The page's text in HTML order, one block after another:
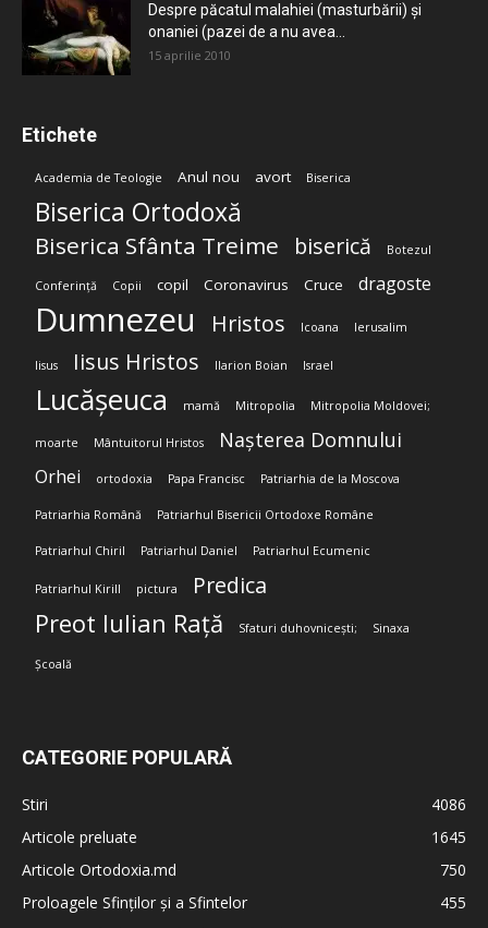
Despre păcatul malahiei (masturbării) şi
onaniei (pazei de a nu avea...
15 aprilie 2010
Etichete
Academia de Teologie Anul nou avort Biserica
Biserica Ortodoxă
Biserica Sfânta Treime biserică Botezul
Conferință Copii copil Coronavirus Cruce dragoste
Dumnezeu Hristos Icoana Ierusalim
Iisus Iisus Hristos Ilarion Boian Israel
Lucășeuca mamă Mitropolia Mitropolia Moldovei;
moarte Mântuitorul Hristos Nașterea Domnului
Orhei ortodoxia Papa Francisc Patriarhia de la Moscova
Patriarhia Română Patriarhul Bisericii Ortodoxe Române
Patriarhul Chiril Patriarhul Daniel Patriarhul Ecumenic
Patriarhul Kirill pictura Predica
Preot Iulian Rață Sfaturi duhovnicești; Sinaxa
Școală
CATEGORIE POPULARĂ
Stiri
4086
Articole preluate
1645
Articole Ortodoxia.md
750
Proloagele Sfinților și a Sfintelor
455